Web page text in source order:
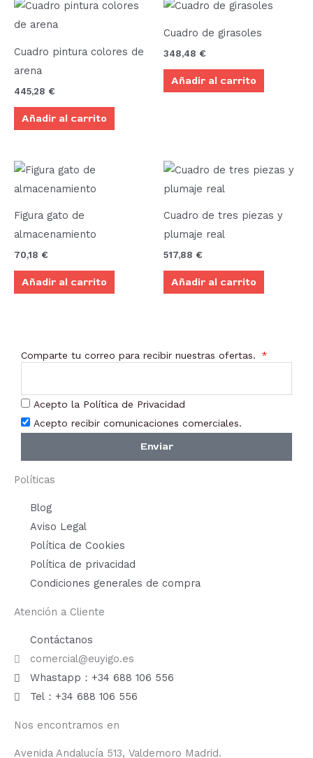
Cuadro pintura colores de
arena
445,28 €
Añadir al carrito
Cuadro de girasoles
348,48 €
Añadir al carrito
Figura gato de
almacenamiento
70,18 €
Añadir al carrito
Cuadro de tres piezas y
plumaje real
517,88 €
Añadir al carrito
Comparte tu correo para recibir nuestras ofertas.
Acepto la Política de Privacidad
Acepto recibir comunicaciones comerciales.
Enviar
Políticas
Blog
Aviso Legal
Política de Cookies
Política de privacidad
Condiciones generales de compra
Atención a Cliente
Contáctanos
comercial@euyigo.es
Whastapp：+34 688 106 556
Tel：+34 688 106 556
Nos encontramos en
Avenida Andalucía 513, Valdemoro Madrid.